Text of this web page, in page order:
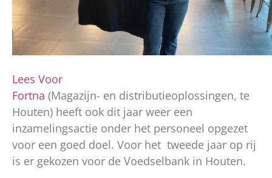
Lees Voor
Fortna (Magazijn- en distributieoplossingen, te
Houten) heeft ook dit jaar weer een
inzamelingsactie onder het personeel opgezet
voor een goed doel. Voor het tweede jaar op rij
is er gekozen voor de Voedselbank in Houten.